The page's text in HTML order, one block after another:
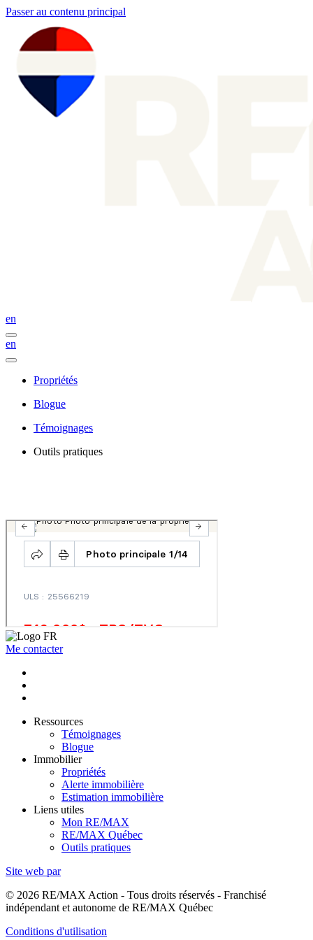
Passer au contenu principal
en
en
Propriétés
Blogue
Témoignages
Outils pratiques
Me contacter
Ressources
Témoignages
Blogue
Immobilier
Propriétés
Alerte immobilière
Estimation immobilière
Liens utiles
Mon RE/MAX
RE/MAX Québec
Outils pratiques
Site web par
© 2026 RE/MAX Action - Tous droits réservés - Franchisé
indépendant et autonome de RE/MAX Québec
Conditions d'utilisation